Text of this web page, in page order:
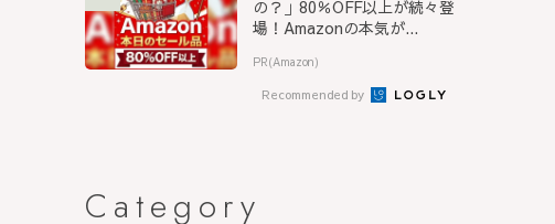
の？」80％OFF以上が続々登
場！Amazonの本気が...
PR(Amazon)
Recommended by
Category